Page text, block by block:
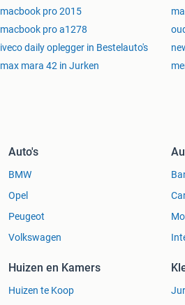
macbook pro 2015
macbook pro a1278
iveco daily oplegger in Bestelauto's
max mara 42 in Jurken
Auto's
BMW
Opel
Peugeot
Volkswagen
Huizen en Kamers
Huizen te Koop